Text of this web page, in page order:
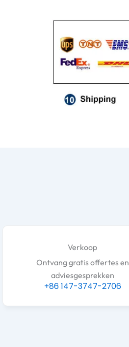
Verkoop
Ontvang gratis offertes en
adviesgesprekken
+86 147-3747-2706